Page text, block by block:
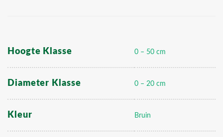
Hoogte Klasse 0 – 50 cm
Diameter Klasse 0 – 20 cm
Kleur Bruin